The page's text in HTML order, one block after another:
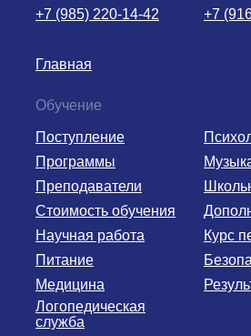
Курс
Научная работа
Логопедическая
служба
Медицина
Питание
Поступление
Стоимость обучения
Преподаватели
Программы
Обучение
+7
+7 (985) 220-14-42
Главная